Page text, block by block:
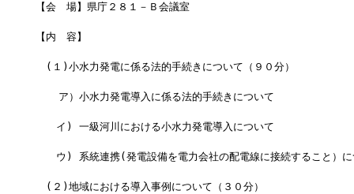
【会　場】県庁２８１－Ｂ会議室
【内　容】
(１)小水力発電に係る法的手続きについて（９０分）
  　ア）小水力発電導入に係る法的手続きについて
イ) 一級河川における小水力発電導入について
ウ) 系統連携(発電設備を電力会社の配電線に接続すること）に
(２)地域における導入事例について（３０分）